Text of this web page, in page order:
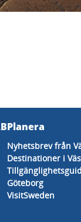
Planera
Nyhetsbrev från
Destinationer i
Göteborg
VisitSweden